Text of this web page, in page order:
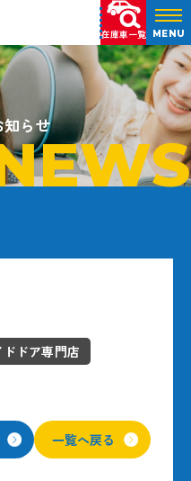
在庫車一覧 MENU
知らせ
ドア専門店
一覧へ戻る